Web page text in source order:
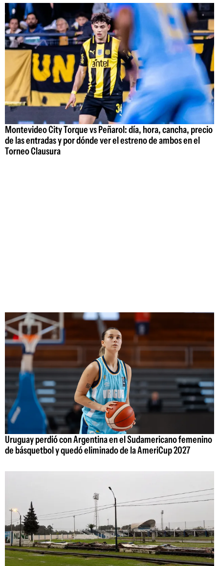
Montevideo City Torque vs Peñarol: día, hora, cancha, precio
de las entradas y por dónde ver el estreno de ambos en el
Torneo Clausura
Uruguay perdió con Argentina en el Sudamericano femenino
de básquetbol y quedó eliminado de la AmeriCup 2027